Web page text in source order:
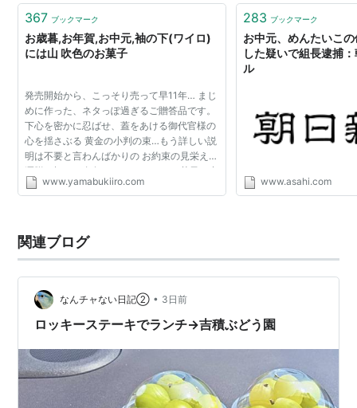
れるので、できるだけそのような成分を含む食品は避け
るようにする。また家族の人数が少ない場合は量よりも
質が高いものを、逆に多い場合はみんなで楽しめるもの
を選ぶといった工夫ができる。食料品以外を贈る場合、
特に相手の好みが分からない場合は、あっても困らない
実用品や、自分で選べるカタログギフトなどが一般的に
オススメとされている。
【贈ってはいけないもの】
励”の意味があるので、目上の人に贈るのはふさわしく
ないとされている。
【遅れてしまった場合】
い」、8月7日の立秋以降は「残暑御見舞い」として贈
る。（目上の人に贈る場合は、「暑中御伺い」「残暑御
367 ブックマーク
お歳暮,お年賀,お中元,袖の下(ワイロ)
には山 吹色のお菓子
発売開始から、こっそり売って早11年… まじ
めに作った、ネタっぽ過ぎるご贈答品です。
下心を密かに忍ばせ、蓋をあける御代官様の
心を揺さぶる 黄金の小判の束…もう詳しい説
明は不要と言わんばかりの お約束の見栄えは
洒脱の極みと自負しております。 お菓子の中
味は、黒ゴマクリームの入った 不思議な食感
www.yamabukiiro.com
283 ブックマーク
お中元、めんたいこ
した疑いで組長逮捕
ル
www.asahi.com
関連ブログ
なんチャない日記② • 3日前
ロッキーステーキでランチ→吉積ぶどう園